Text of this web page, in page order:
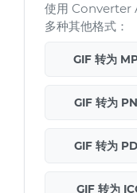
使用 Converter
多种其他格式：
GIF 转为
GIF 转为
GIF 转为
GIF 转为